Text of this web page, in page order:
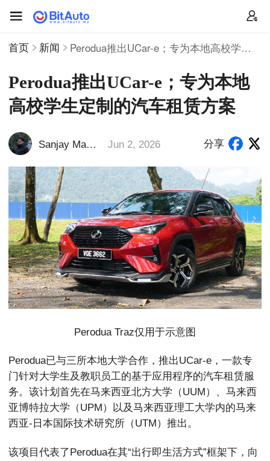
首页 新闻 Perodua推出UCar-e；专为本地高校学生定制的汽车租赁方案
Perodua推出UCar-e；专为本地
高校学生定制的汽车租赁方案
S
anjay Madhav Jun 2, 2026 分享
Perodua Traz仅用于示意图
Perodua已与三所本地大学合作，推出UCar-e，一款专
门针对大学生及教职员工的基于应用程序的汽车租赁服
务。该计划首先在马来西亚北方大学（UUM）、马来西
亚博特拉大学（UPM）以及马来西亚理工大学内的马来
西亚-日本国际技术研究所（UTM）推出。
该项目代表了Perodua在其“出行即生活方式”框架下，向